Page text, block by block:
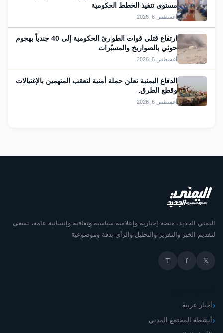
مستوى تنفيذ الخطط الحكومية
أغسطس 6, 2026
ارتفاع قتلى قوات الطوارئ الحكومية إلى 40 جندياً بهجوم
حوثي بالصواريخ والمسيّرات
أغسطس 6, 2026
الدفاع اليمنية تعلن حملة أمنية لتعقب المتهمين بالإغتيالات
وقطع الطرق.
أغسطس 6, 2026
اليمني الجديد، منصة إخبارية وإعلامية سياسية وثقافية وإنسانية عامة، تسعى
لتقديم الخبر والتقرير والتحليل والرأي بدقة وموضوعية
𝕏
f
T
أخبار عربية
أنشطة المجتمع المدني